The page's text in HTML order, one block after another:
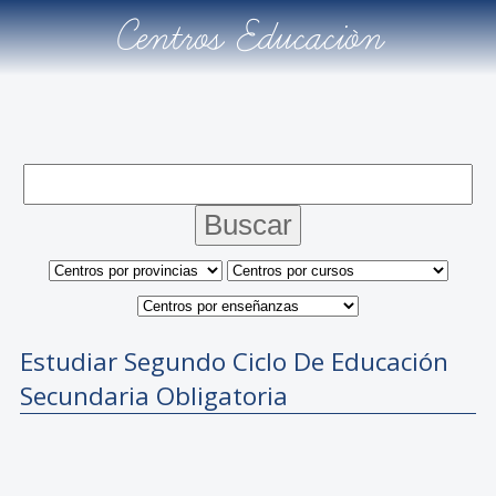
Centros Educación
Estudiar Segundo Ciclo De Educación
Secundaria Obligatoria